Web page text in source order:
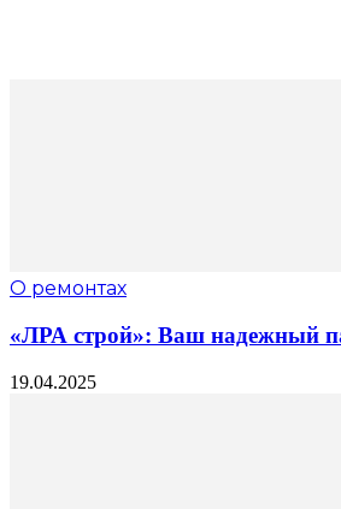
О ремонтах
«ЛРА строй»: Ваш надежный
19.04.2025